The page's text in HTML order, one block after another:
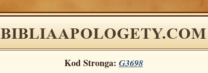
BIBLIAAPOLOGETY.COM
Kod Stronga: G3698